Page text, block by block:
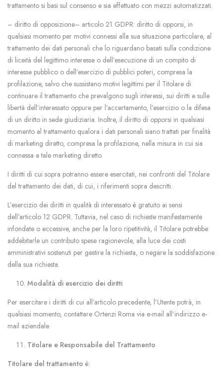
trattamento si basi sul consenso e sia effettuato con mezzi automatizzati.
– diritto di opposizione– articolo 21 GDPR: diritto di opporsi, in
qualsiasi momento per motivi connessi alla sua situazione particolare, al
trattamento dei dati personali che lo riguardano basati sulla condizione
di liceità del legittimo interesse o dell’esecuzione di un compito di
interesse pubblico o dell’esercizio di pubblici poteri, compresa la
profilazione, salvo che sussistano motivi legittimi per il Titolare di
continuare il trattamento che prevalgono sugli interessi, sui diritti e sulle
libertà dell’interessato oppure per l’accertamento, l’esercizio o la difesa
di un diritto in sede giudiziaria. Inoltre, il diritto di opporsi in qualsiasi
momento al trattamento qualora i dati personali siano trattati per finalità
di marketing diretto, compresa la profilazione, nella misura in cui sia
connessa a tale marketing diretto.
I diritti di cui sopra potranno essere esercitati, nei confronti del Titolare
del trattamento dei dati, di cui, i riferimenti sopra descritti.
L’esercizio dei diritti in qualità di interessato è gratuito ai sensi
dell’articolo 12 GDPR. Tuttavia, nel caso di richieste manifestamente
infondate o eccessive, anche per la loro ripetitività, il Titolare potrebbe
addebitarle un contributo spese ragionevole, alla luce dei costi
amministrativi sostenuti per gestire la richiesta, o negare la soddisfazione
della sua richiesta.
Modalità di esercizio dei diritti
Per esercitare i diritti di cui all’articolo precedente, l’Utente potrà, in
qualsiasi momento, contattare Ortenzi Roma via e-mail all’indirizzo e-
mail aziendale.
Titolare e Responsabile del Trattamento
Titolare del trattamento è: